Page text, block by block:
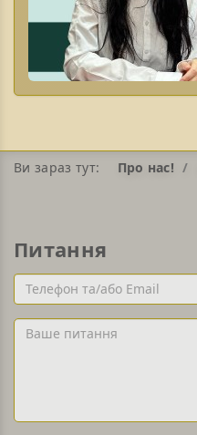
Ви зараз тут: Про нас!
Питання
Телефон
та/
або
Email
Ваше
питання